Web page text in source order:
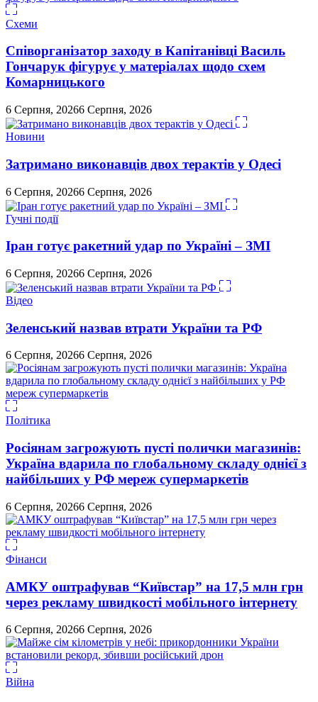
Схеми
Співорганізатор заходу в Капітанівці Василь
Гончарук фігурує у матеріалах щодо схем
Комарницького
6 Серпня, 20266 Серпня, 2026
Новини
Затримано виконавців двох терактів у Одесі
6 Серпня, 20266 Серпня, 2026
Гучні події
Іран готує ракетний удар по Україні – ЗМІ
6 Серпня, 20266 Серпня, 2026
Відео
Зеленський назвав втрати України та РФ
6 Серпня, 20266 Серпня, 2026
Політика
Росіянам загрожують пусті полички магазинів:
Україна вдарила по глобальному складу однієї з
найбільших у РФ мереж супермаркетів
6 Серпня, 20266 Серпня, 2026
Фінанси
АМКУ оштрафував “Київстар” на 17,5 млн грн
через рекламу швидкості мобільного інтернету
6 Серпня, 20266 Серпня, 2026
Війна